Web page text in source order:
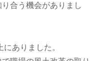
合う機会がありまし
ありました。